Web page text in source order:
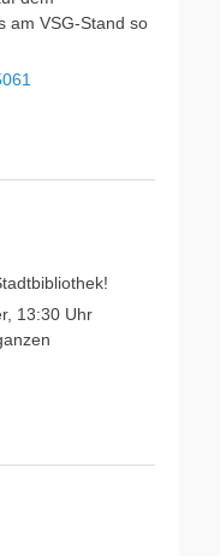
am VSG-Stand so
13:30 Uhr